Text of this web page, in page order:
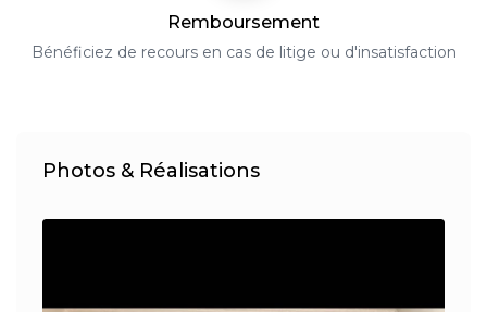
Remboursement
Bénéficiez de recours en cas de litige ou d'insatisfaction
Photos & Réalisations